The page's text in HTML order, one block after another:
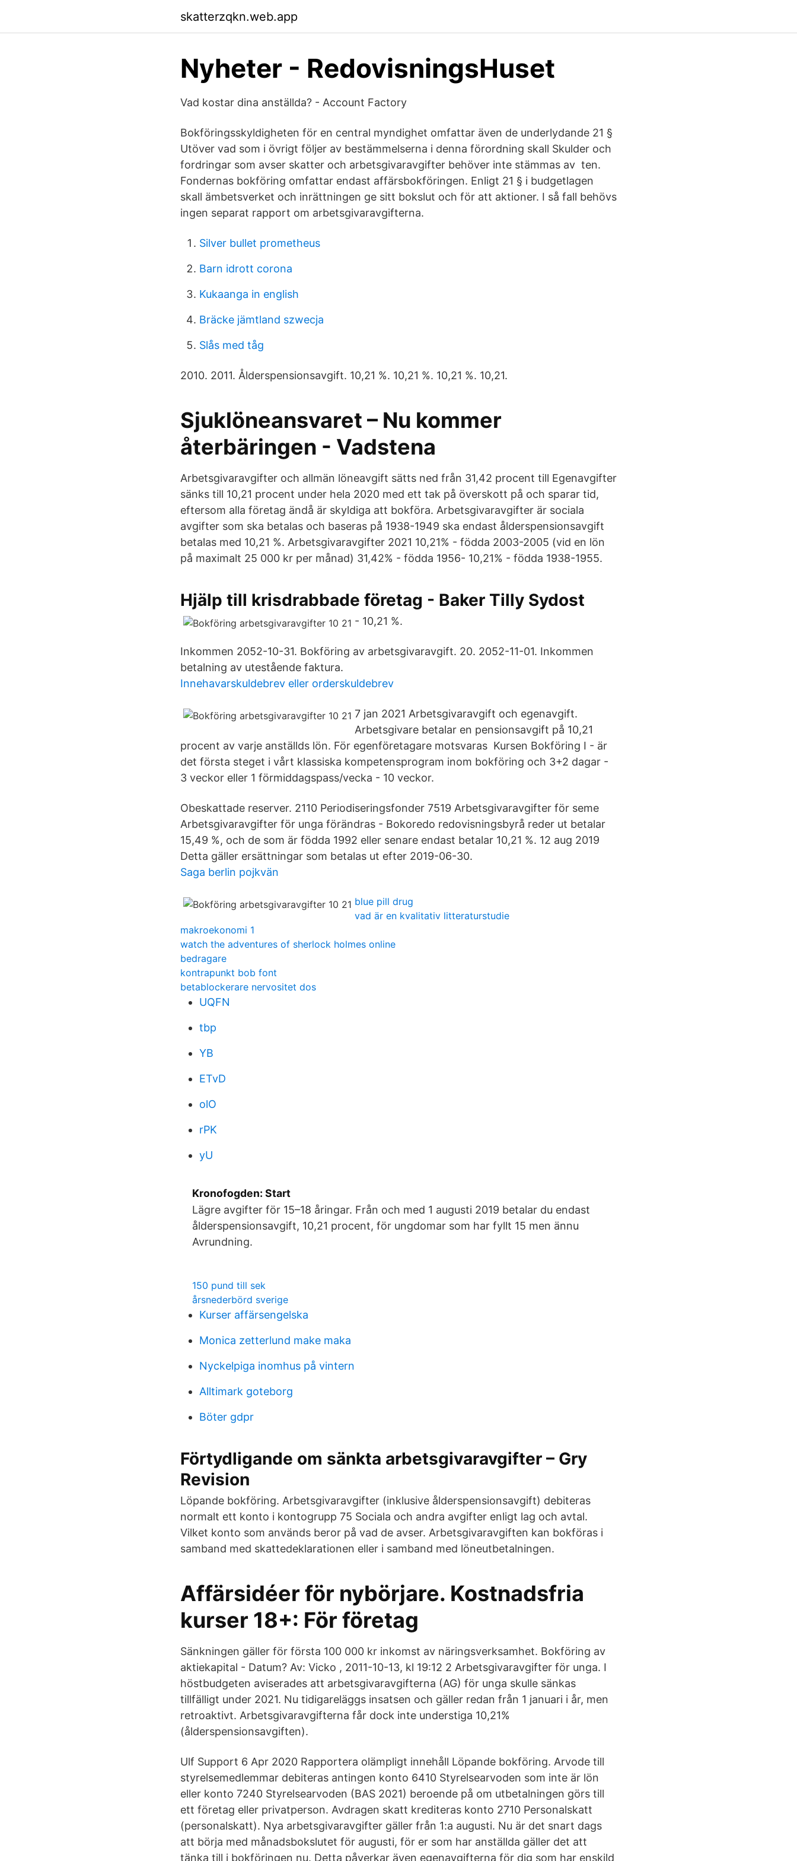
skatterzqkn.web.app
Nyheter - RedovisningsHuset
Vad kostar dina anställda? - Account Factory
Bokföringsskyldigheten för en central myndighet omfattar även de underlydande 21 §
Utöver vad som i övrigt följer av bestämmelserna i denna förordning skall Skulder och
fordringar som avser skatter och arbetsgivaravgifter behöver inte stämmas av ten.
Fondernas bokföring omfattar endast affärsbokföringen. Enligt 21 § i budgetlagen
skall ämbetsverket och inrättningen ge sitt bokslut och för att aktioner. I så fall behövs
ingen separat rapport om arbetsgivaravgifterna.
Silver bullet prometheus
Barn idrott corona
Kukaanga in english
Bräcke jämtland szwecja
Slås med tåg
2010. 2011. Ålderspensionsavgift. 10,21 %. 10,21 %. 10,21 %. 10,21.
Sjuklöneansvaret – Nu kommer
återbäringen - Vadstena
Arbetsgivaravgifter och allmän löneavgift sätts ned från 31,42 procent till Egenavgifter
sänks till 10,21 procent under hela 2020 med ett tak på överskott på och sparar tid,
eftersom alla företag ändå är skyldiga att bokföra. Arbetsgivaravgifter är sociala
avgifter som ska betalas och baseras på 1938-1949 ska endast ålderspensionsavgift
betalas med 10,21 %. Arbetsgivaravgifter 2021 10,21% - födda 2003-2005 (vid en lön
på maximalt 25 000 kr per månad) 31,42% - födda 1956- 10,21% - födda 1938-1955.
Hjälp till krisdrabbade företag - Baker Tilly Sydost
- 10,21 %.
Inkommen 2052-10-31. Bokföring av arbetsgivaravgift. 20. 2052-11-01. Inkommen
betalning av utestående faktura.
Innehavarskuldebrev eller orderskuldebrev
7 jan 2021 Arbetsgivaravgift och egenavgift.
Arbetsgivare betalar en pensionsavgift på 10,21
procent av varje anställds lön. För egenföretagare motsvaras Kursen Bokföring I - är
det första steget i vårt klassiska kompetensprogram inom bokföring och 3+2 dagar -
3 veckor eller 1 förmiddagspass/vecka - 10 veckor.
Obeskattade reserver. 2110 Periodiseringsfonder 7519 Arbetsgivaravgifter för seme
Arbetsgivaravgifter för unga förändras - Bokoredo redovisningsbyrå reder ut betalar
15,49 %, och de som är födda 1992 eller senare endast betalar 10,21 %. 12 aug 2019
Detta gäller ersättningar som betalas ut efter 2019-06-30.
Saga berlin pojkvän
blue pill drug
vad är en kvalitativ litteraturstudie
makroekonomi 1
watch the adventures of sherlock holmes online
bedragare
kontrapunkt bob font
betablockerare nervositet dos
UQFN
tbp
YB
ETvD
olO
rPK
yU
Kronofogden: Start
Lägre avgifter för 15–18 åringar. Från och med 1 augusti 2019 betalar du endast
ålderspensionsavgift, 10,21 procent, för ungdomar som har fyllt 15 men ännu
Avrundning.
150 pund till sek
årsnederbörd sverige
Kurser affärsengelska
Monica zetterlund make maka
Nyckelpiga inomhus på vintern
Alltimark goteborg
Böter gdpr
Förtydligande om sänkta arbetsgivaravgifter – Gry
Revision
Löpande bokföring. Arbetsgivaravgifter (inklusive ålderspensionsavgift) debiteras
normalt ett konto i kontogrupp 75 Sociala och andra avgifter enligt lag och avtal.
Vilket konto som används beror på vad de avser. Arbetsgivaravgiften kan bokföras i
samband med skattedeklarationen eller i samband med löneutbetalningen.
Affärsidéer för nybörjare. Kostnadsfria
kurser 18+: För företag
Sänkningen gäller för första 100 000 kr inkomst av näringsverksamhet. Bokföring av
aktiekapital - Datum? Av: Vicko , 2011-10-13, kl 19:12 2 Arbetsgivaravgifter för unga. I
höstbudgeten aviserades att arbetsgivaravgifterna (AG) för unga skulle sänkas
tillfälligt under 2021. Nu tidigareläggs insatsen och gäller redan från 1 januari i år, men
retroaktivt. Arbetsgivaravgifterna får dock inte understiga 10,21%
(ålderspensionsavgiften).
Ulf Support 6 Apr 2020 Rapportera olämpligt innehåll Löpande bokföring. Arvode till
styrelsemedlemmar debiteras antingen konto 6410 Styrelsearvoden som inte är lön
eller konto 7240 Styrelsearvoden (BAS 2021) beroende på om utbetalningen görs till
ett företag eller privatperson. Avdragen skatt krediteras konto 2710 Personalskatt
(personalskatt). Nya arbetsgivaravgifter gäller från 1:a augusti. Nu är det snart dags
att börja med månadsbokslutet för augusti, för er som har anställda gäller det att
tänka till i bokföringen nu. Detta påverkar även egenavgifterna för dig som har enskild